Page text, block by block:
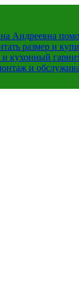
Андреевна
размер и
кухонный
и